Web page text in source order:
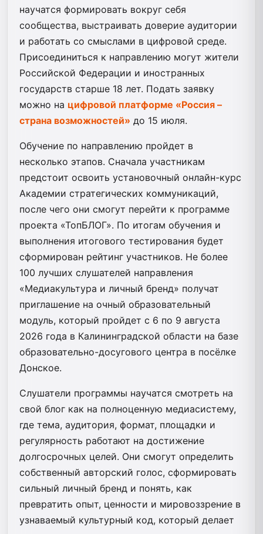
научатся формировать вокруг себя
сообщества, выстраивать доверие аудитории
и работать со смыслами в цифровой среде.
Присоединиться к направлению могут жители
Российской Федерации и иностранных
государств старше 18 лет. Подать заявку
можно на цифровой платформе «Россия –
страна возможностей» до 15 июля.
Обучение по направлению пройдет в
несколько этапов. Сначала участникам
предстоит освоить установочный онлайн-курс
Академии стратегических коммуникаций,
после чего они смогут перейти к программе
проекта «ТопБЛОГ». По итогам обучения и
выполнения итогового тестирования будет
сформирован рейтинг участников. Не более
100 лучших слушателей направления
«Медиакультура и личный бренд» получат
приглашение на очный образовательный
модуль, который пройдет с 6 по 9 августа
2026 года в Калининградской области на базе
образовательно-досугового центра в посёлке
Донское.
Слушатели программы научатся смотреть на
свой блог как на полноценную медиасистему,
где тема, аудитория, формат, площадки и
регулярность работают на достижение
долгосрочных целей. Они смогут определить
собственный авторский голос, сформировать
сильный личный бренд и понять, как
превратить опыт, ценности и мировоззрение в
узнаваемый культурный код, который делает